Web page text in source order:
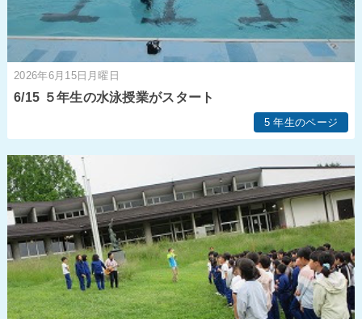
2026年6月15日月曜日
6/15 ５年生の水泳授業がスタート
5 年生のページ